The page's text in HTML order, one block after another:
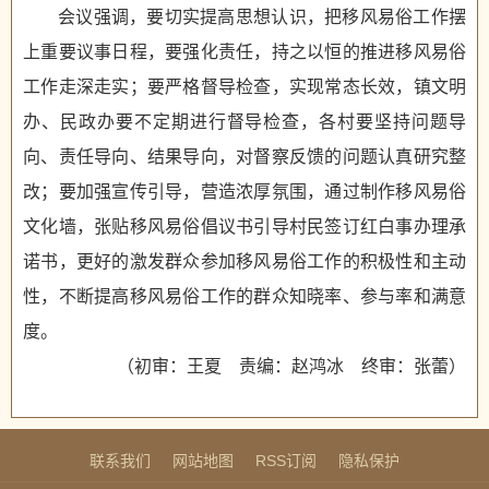
会议强调，要切实提高思想认识，把移风易俗工作摆
上重要议事日程，要强化责任，持之以恒的推进移风易俗
工作走深走实；要严格督导检查，实现常态长效，镇文明
办、民政办要不定期进行督导检查，各村要坚持问题导
向、责任导向、结果导向，对督察反馈的问题认真研究整
改；要加强宣传引导，营造浓厚氛围，通过制作移风易俗
文化墙，张贴移风易俗倡议书引导村民签订红白事办理承
诺书，更好的激发群众参加移风易俗工作的积极性和主动
性，不断提高移风易俗工作的群众知晓率、参与率和满意
度。
（初审：王夏 责编：赵鸿冰 终审：张蕾）
联系我们 网站地图 RSS订阅 隐私保护